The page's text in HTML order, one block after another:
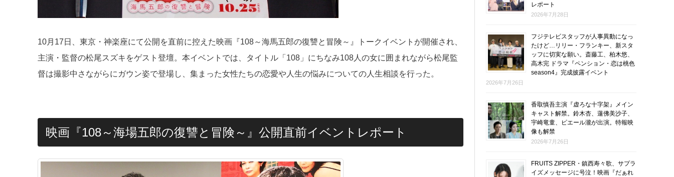
10月17日、東京・神楽座にて公開を直前に控えた映画『108～海馬五郎の復讐と冒険～』トークイベントが開催され、
主演・監督の松尾スズキをゲスト登壇。本イベントでは、タイトル「108」にちなみ108人の女に囲まれながら松尾監
督は撮影中さながらにガウン姿で登場し、集まった女性たちの恋愛や人生の悩みについての人生相談を行った。
映画『108～海場五郎の復讐と冒険～』公開直前イベントレポート
レポート
2026年7月28日
フジテレビスタッフが人事異動になっ
たけど…リリー・フランキー、新スタ
ッフに切実な願い。斎藤工、柏木悠、
高木完 ドラマ『ペンション・恋は桃色
season4』完成披露イベント
2026年7月26日
香取慎吾主演『虚ろな十字架』メイン
キャスト解禁。鈴木杏、蓮佛美沙子、
宇崎竜童、ピエール瀧が出演。特報映
像も解禁
2026年7月26日
FRUITS ZIPPER・鎮西寿々歌、サプラ
イズメッセージに号泣！映画『だぁれ